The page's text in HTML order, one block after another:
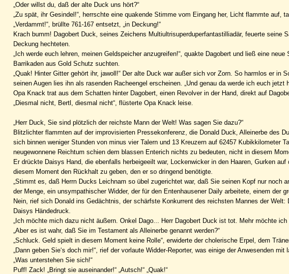
„Oder willst du, daß der alte Duck uns hört?“
„Zu spät, ihr Gesindel!“, herrschte eine quakende Stimme vom Eingang her, Licht flammte auf,
„Verdammt!“, brüllte 761-167 entsetzt, „in Deckung!“
Krach bumm! Dagobert Duck, seines Zeichens Multiultrisuperduperfantastilliadär, feuerte seine
Deckung hechteten.
„Ich werde euch lehren, meinen Geldspeicher anzugreifen!“, quakte Dagobert und ließ eine
Barrikaden aus Gold Schutz suchten.
„Quak! Hinter Gitter gehört ihr, jawoll!“ Der alte Duck war außer sich vor Zorn. So harmlos er
seinen Augen lies ihn als rasenden Racheengel erscheinen. „Und genau da werde ich euch jetzt
Opa Knack trat aus dem Schatten hinter Dagobert, einen Revolver in der Hand, direkt auf
„Diesmal nicht, Bertl, diesmal nicht“, flüsterte Opa Knack leise.
„Herr Duck, Sie sind plötzlich der reichste Mann der Welt! Was sagen Sie dazu?“
Blitzlichter flammten auf der improvisierten Pressekonferenz, die Donald Duck, Alleinerbe des
sich binnen weniger Stunden von minus vier Talern und 13 Kreuzern auf 62457 Kubikkilometer
neugewonnene Reichtum schien dem blassen Enterich nichts zu bedeuten, nicht in diesem
Er drückte Daisys Hand, die ebenfalls herbeigeeilt war, Lockenwicker in den Haaren, Gurken
diesem Moment den Rückhalt zu geben, den er so dringend benötigte.
„Stimmt es, daß Herrn Ducks Leichnam so übel zugerichtet war, daß Sie seinen Kopf nur noch
der Menge, ein unsympathischer Widder, der für den Entenhausener Daily arbeitete, einem der
Nein, rief sich Donald ins Gedächtnis, der schärfste Konkurrent des reichsten Mannes der
Daisys Händedruck.
„Ich möchte mich dazu nicht äußern. Onkel Dago... Herr Dagobert Duck ist tot. Mehr möchte ich
„Aber es ist wahr, daß Sie im Testament als Alleinerbe genannt werden?“
„Schluck. Geld spielt in diesem Moment keine Rolle“, erwiderte der cholerische Erpel, dem
„Dann geben Sie‘s doch mir!“, rief der vorlaute Widder-Reporter, was einige der Anwesenden mit
„Was unterstehen Sie sich!“
Puff! Zack! „Bringt sie auseinander!“ „Autsch!“ „Quak!“